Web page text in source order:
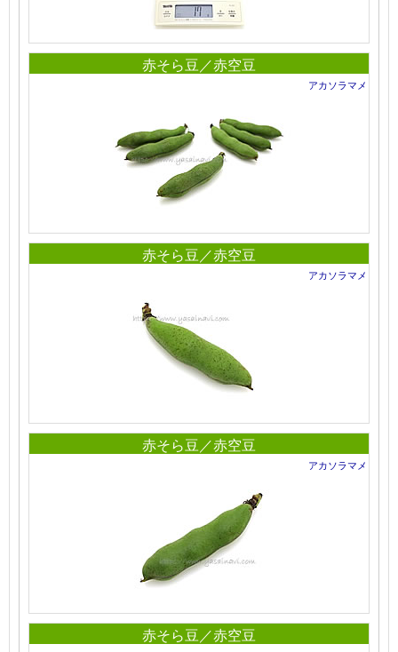
赤そら豆／赤空豆
アカソラマメ
赤そら豆／赤空豆
アカソラマメ
赤そら豆／赤空豆
アカソラマメ
赤そら豆／赤空豆